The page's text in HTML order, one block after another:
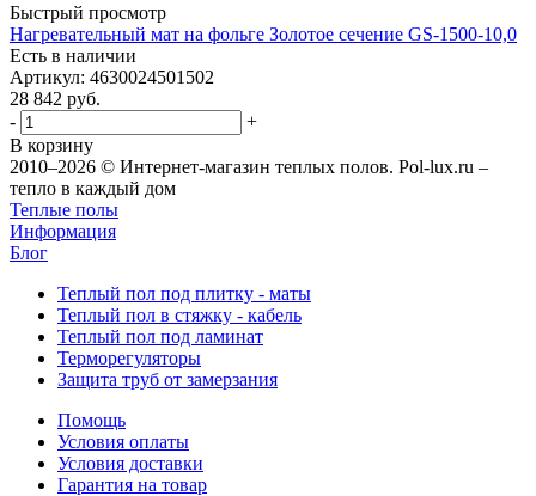
Быстрый просмотр
Нагревательный мат на фольге Золотое сечение GS-1500-10,0
Есть в наличии
Артикул: 4630024501502
28 842 руб.
-
+
В корзину
2010–2026 © Интернет-магазин теплых полов. Pol-lux.ru –
тепло в каждый дом
Теплые полы
Информация
Блог
Теплый пол под плитку - маты
Теплый пол в стяжку - кабель
Теплый пол под ламинат
Терморегуляторы
Защита труб от замерзания
Помощь
Условия оплаты
Условия доставки
Гарантия на товар